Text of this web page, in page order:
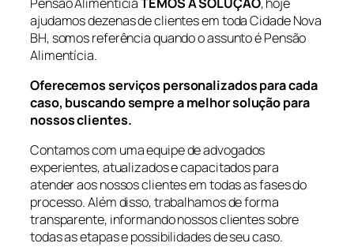
ajudamos dezenas de clientes em toda Cidade Nova
BH, somos referência quando o assunto é Pensão
Alimentícia.
Oferecemos serviços personalizados para cada
caso, buscando sempre a melhor solução para
nossos clientes.
Contamos com uma equipe de advogados
experientes, atualizados e capacitados para
atender aos nossos clientes em todas as fases do
processo. Além disso, trabalhamos de forma
transparente, informando nossos clientes sobre
todas as etapas e possibilidades de seu caso.